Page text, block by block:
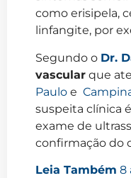
como erisipela,
linfangite, por
Segundo o Dr.
vascular que
Paulo e
suspeita clínica
exame de
confirmação do
Leia Também 8